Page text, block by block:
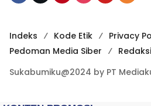
Indeks Kode Etik Privacy
Pedoman Media Siber
Redaksi
Sukabumiku@2024 by PT